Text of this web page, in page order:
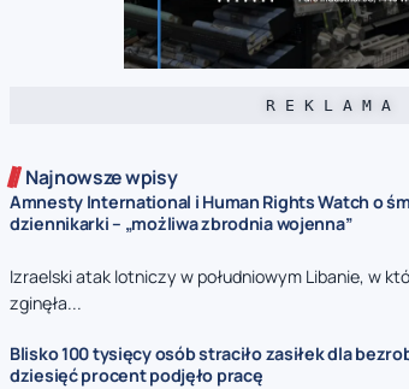
R E K L A M A
Najnowsze wpisy
Amnesty International i Human Rights Watch o
dziennikarki – „możliwa zbrodnia wojenna”
Izraelski atak lotniczy w południowym Libanie, w
zginęła...
Blisko 100 tysięcy osób straciło zasiłek dla
dziesięć procent podjęło pracę